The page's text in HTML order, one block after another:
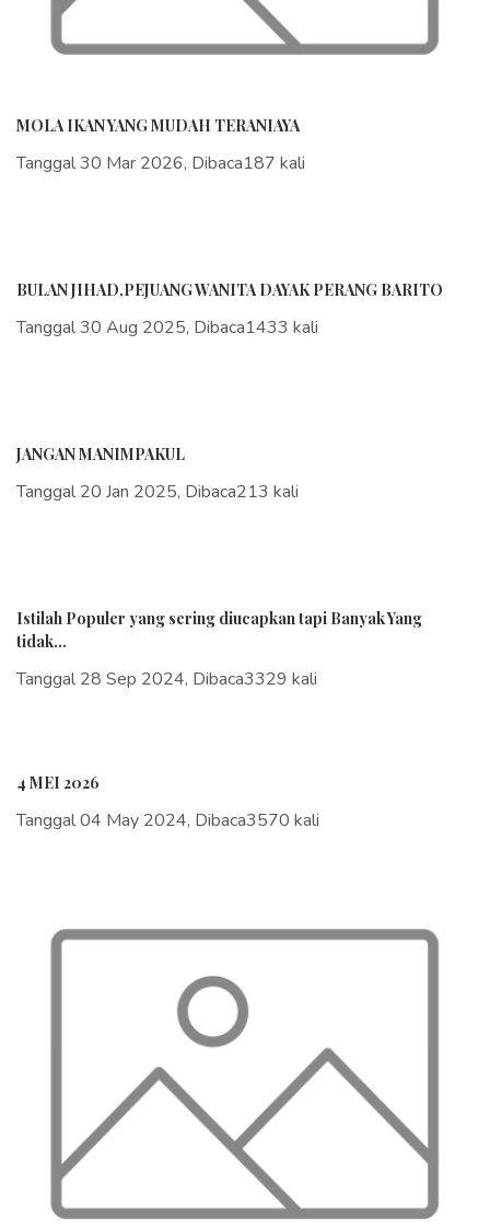
MOLA IKAN YANG MUDAH TERANIAYA
Tanggal 30 Mar 2026, Dibaca187 kali
BULAN JIHAD,PEJUANG WANITA DAYAK PERANG BARITO
Tanggal 30 Aug 2025, Dibaca1433 kali
JANGAN MANIMPAKUL
Tanggal 20 Jan 2025, Dibaca213 kali
Istilah Populer yang sering diucapkan tapi Banyak Yang
tidak...
Tanggal 28 Sep 2024, Dibaca3329 kali
4 MEI 2026
Tanggal 04 May 2024, Dibaca3570 kali